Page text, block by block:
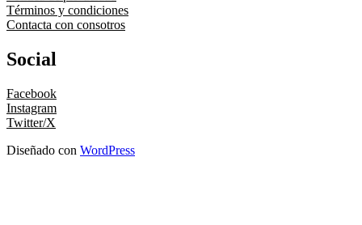
Términos y condiciones
Contacta con consotros
Social
Facebook
Instagram
Twitter/X
Diseñado con WordPress